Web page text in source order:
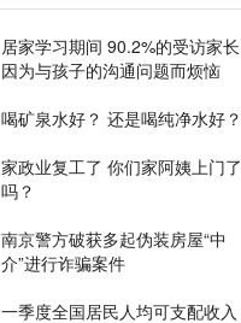
居家学习期间 90.2%的受访家长
因为与孩子的沟通问题而烦恼
喝矿泉水好？ 还是喝纯净水好？
家政业复工了 你们家阿姨上门了
吗？
南京警方破获多起伪装房屋“中
介”进行诈骗案件
一季度全国居民人均可支配收入